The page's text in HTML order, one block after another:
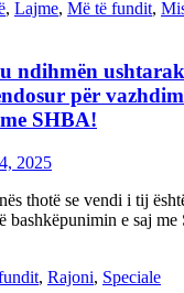
, Lajme, Më të fundit,
ndihmën
për
SHBA!
2025
thotë se vendi i tij
bashkëpunimin e saj
, Rajoni, Speciale